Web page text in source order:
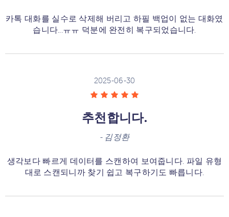
카톡 대화를 실수로 삭제해 버리고 하필 백업이 없는 대화였
습니다...ㅠㅠ 덕분에 완전히 복구되었습니다.
2025-06-30
추천합니다.
- 김정환
생각보다 빠르게 데이터를 스캔하여 보여줍니다. 파일 유형
대로 스캔되니까 찾기 쉽고 복구하기도 빠릅니다.